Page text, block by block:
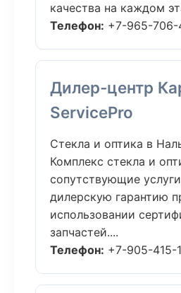
качества на каждом
Телефон: +7-965-706-
Дилер-центр
ServicePro
Стекла и оптика в
Комплекс стекла и
сопутствующие
дилерскую гарантию
использовании
запчастей....
Телефон: +7-905-415-